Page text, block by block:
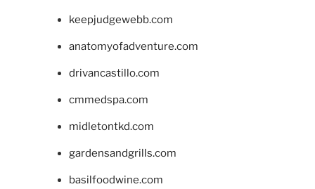
keepjudgewebb.com
anatomyofadventure.com
drivancastillo.com
cmmedspa.com
midletontkd.com
gardensandgrills.com
basilfoodwine.com